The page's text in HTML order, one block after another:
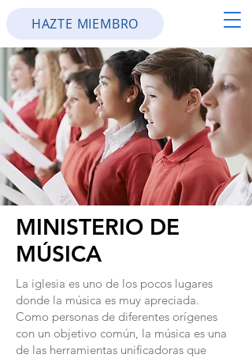
HAZTE MIEMBRO
MINISTERIO DE
MÚSICA
La iglesia es uno de los pocos lugares
donde la música es muy apreciada.
Como personas de diferentes orígenes
con un objetivo común, la música es una
de las herramientas unificadoras que